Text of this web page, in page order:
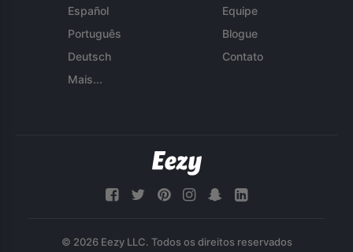
Español
Português
Deutsch
Mais...
Equipe
Blogue
Contato
© 2026 Eezy LLC. Todos os direitos reservados